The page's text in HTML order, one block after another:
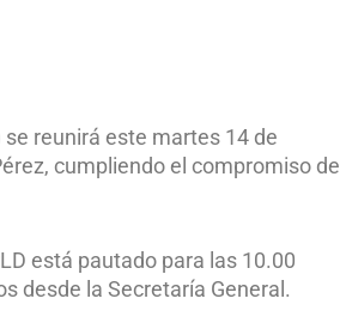
reunirá este martes 14 de
cumpliendo el compromiso de
está pautado para las 10.00
desde la Secretaría General.